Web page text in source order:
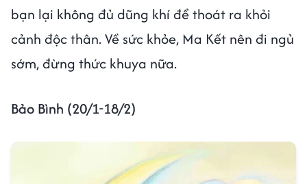
bạn lại không đủ dũng khí để thoát ra khỏi
cảnh độc thân. Về sức khỏe, Ma Kết nên đi ngủ
sớm, đừng thức khuya nữa.
Bảo Bình (20/1-18/2)